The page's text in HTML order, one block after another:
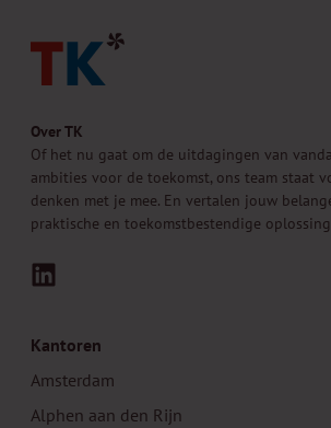
Over TK
Of het nu gaat om de uitdagingen van
ambities voor de toekomst, ons team staat
denken met je mee. En vertalen jouw
praktische en toekomstbestendige
Kantoren
Amsterdam
Alphen aan den Rijn